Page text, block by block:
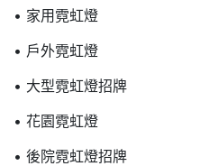
• 家用霓虹燈
• 戶外霓虹燈
• 大型霓虹燈招牌
• 花園霓虹燈
• 後院霓虹燈招牌